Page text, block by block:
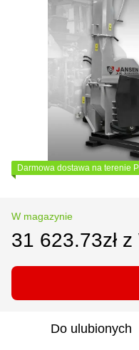
Darmowa dostawa na terenie
W magazynie
31 623.73zł z
Do ulubionych